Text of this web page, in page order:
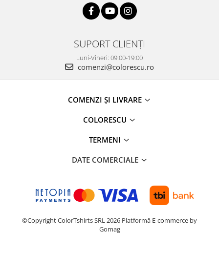
SUPORT CLIENȚI
Luni-Vineri: 09:00-19:00
comenzi@colorescu.ro
COMENZI ȘI LIVRARE
COLORESCU
TERMENI
DATE COMERCIALE
©Copyright ColorTshirts SRL 2026 Platformă E-commerce by
Gomag